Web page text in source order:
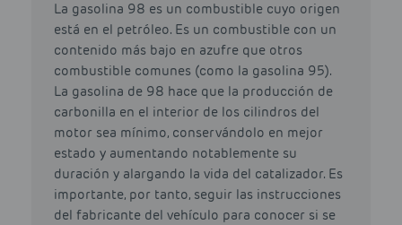
La gasolina 98 es un combustible cuyo origen
está en el petróleo. Es un combustible con un
contenido más bajo en azufre que otros
combustible comunes (como la gasolina 95).
La gasolina de 98 hace que la producción de
carbonilla en el interior de los cilindros del
motor sea mínimo, conservándolo en mejor
estado y aumentando notablemente su
duración y alargando la vida del catalizador. Es
importante, por tanto, seguir las instrucciones
del fabricante del vehículo para conocer si se